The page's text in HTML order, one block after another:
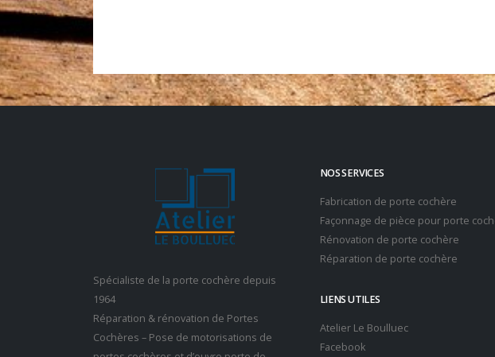
Spécialiste de la porte cochère depuis
1964
Réparation & rénovation de Portes
Cochères – Pose de motorisations de
NOS SERVICES
Fabrication de porte cochère
Façonnage de pièce pour porte
Rénovation de porte cochère
Réparation de porte cochère
LIENS UTILES
Atelier Le Boulluec
Facebook